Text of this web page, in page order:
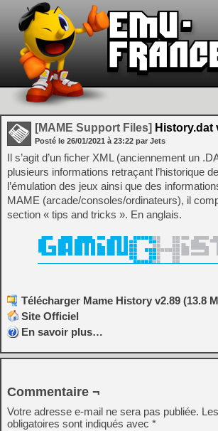
[MAME Support Files] History.dat
Posté le 26/01/2021 à 23:22 par Jets
Il s’agit d’un ficher XML (anciennement un
plusieurs informations retraçant l’historique
l’émulation des jeux ainsi que des
MAME (arcade/consoles/ordinateurs), il
section « tips and tricks ». En anglais.
Télécharger Mame History v2.89 (13.8
Site Officiel
En savoir plus…
Commentaire ¬
Votre adresse e-mail ne sera pas publiée.
obligatoires sont indiqués avec *